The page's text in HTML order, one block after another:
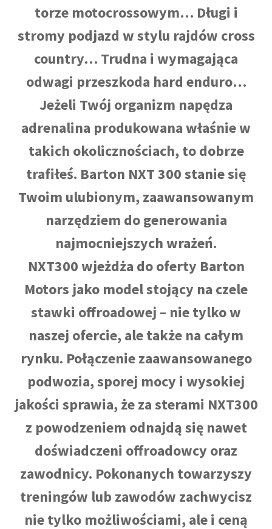
torze motocrossowym… Długi i
stromy podjazd w stylu rajdów cross
country… Trudna i wymagająca
odwagi przeszkoda hard enduro…
Jeżeli Twój organizm napędza
adrenalina produkowana właśnie w
takich okolicznościach, to dobrze
trafiłeś. Barton NXT 300 stanie się
Twoim ulubionym, zaawansowanym
narzędziem do generowania
najmocniejszych wrażeń.
NXT300 wjeżdża do oferty Barton
Motors jako model stojący na czele
stawki offroadowej – nie tylko w
naszej ofercie, ale także na całym
rynku. Połączenie zaawansowanego
podwozia, sporej mocy i wysokiej
jakości sprawia, że za sterami NXT300
z powodzeniem odnajdą się nawet
doświadczeni offroadowcy oraz
zawodnicy. Pokonanych towarzyszy
treningów lub zawodów zachwycisz
nie tylko możliwościami, ale i ceną